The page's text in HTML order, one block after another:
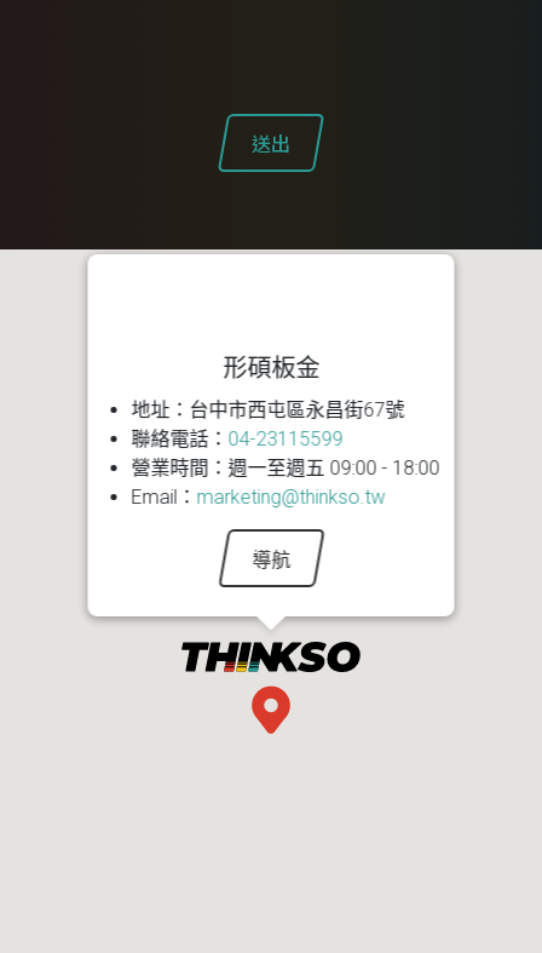
送出
形碩板金
地址：台中市西屯區永昌街67號
聯絡電話： 04-23115599
營業時間：週一至週五 09:00 - 18:00
Email： marketing@thinkso.tw
導航